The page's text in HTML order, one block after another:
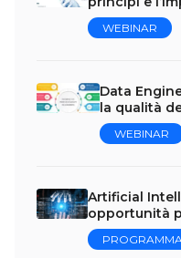
WEBINAR
Data
la qualità
WEBINAR
Artificial
opportunità